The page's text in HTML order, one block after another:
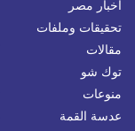
اخبار مصر
تحقيقات وملفات
مقالات
توك شو
منوعات
عدسة القمة